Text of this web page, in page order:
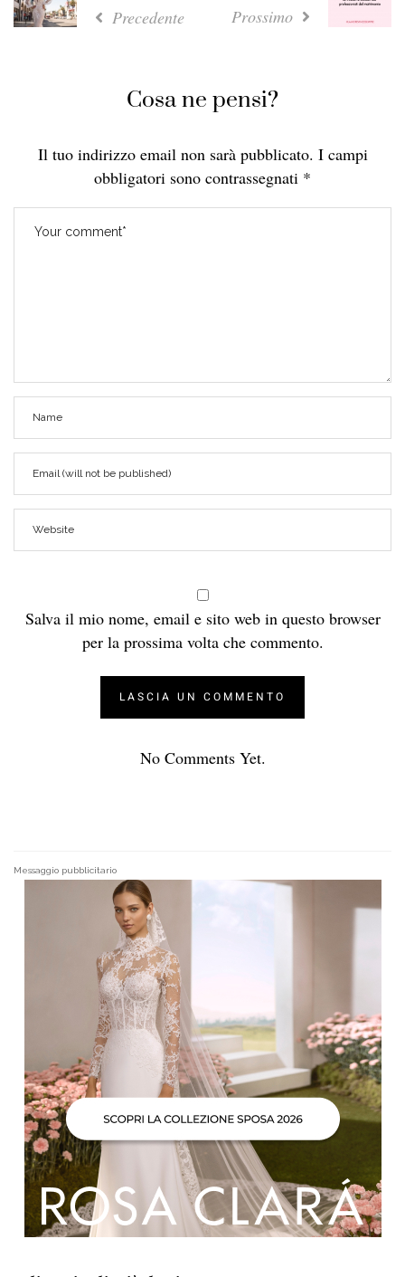
Precedente Prossimo
Cosa ne pensi?
Il tuo indirizzo email non sarà pubblicato. I campi
obbligatori sono contrassegnati *
Salva il mio nome, email e sito web in questo browser
per la prossima volta che commento.
No Comments Yet.
Messaggio pubblicitario